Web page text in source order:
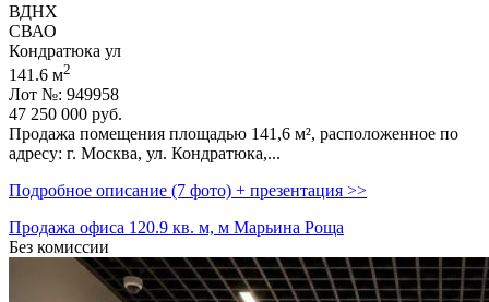
ВДНХ
СВАО
Кондратюка ул
141.6 м2
Лот №: 949958
47 250 000 руб.
Продажа помещения площадью 141,­6 м²,­ расположенное по
адресу: г. Москва,­ ул. Кондратюка,­...
Подробное описание (7 фото) + презентация >>
Продажа офиса 120.9 кв. м, м Марьина Роща
Без комиссии